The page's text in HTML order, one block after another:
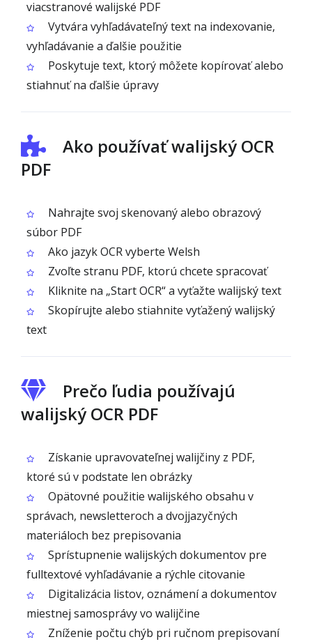
viacstranové walijské PDF
Vytvára vyhľadávateľný text na indexovanie,
vyhľadávanie a ďalšie použitie
Poskytuje text, ktorý môžete kopírovať alebo
stiahnuť na ďalšie úpravy
Ako používať walijský OCR
PDF
Nahrajte svoj skenovaný alebo obrazový
súbor PDF
Ako jazyk OCR vyberte Welsh
Zvoľte stranu PDF, ktorú chcete spracovať
Kliknite na „Start OCR“ a vyťažte walijský text
Skopírujte alebo stiahnite vyťažený walijský
text
Prečo ľudia používajú
walijský OCR PDF
Získanie upravovateľnej walijčiny z PDF,
ktoré sú v podstate len obrázky
Opätovné použitie walijského obsahu v
správach, newsletteroch a dvojjazyčných
materiáloch bez prepisovania
Sprístupnenie walijských dokumentov pre
fulltextové vyhľadávanie a rýchle citovanie
Digitalizácia listov, oznámení a dokumentov
miestnej samosprávy vo walijčine
Zníženie počtu chýb pri ručnom prepisovaní